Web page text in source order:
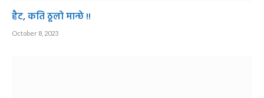
हैट, कति ठूलो मान्छे !!
October 8, 2023